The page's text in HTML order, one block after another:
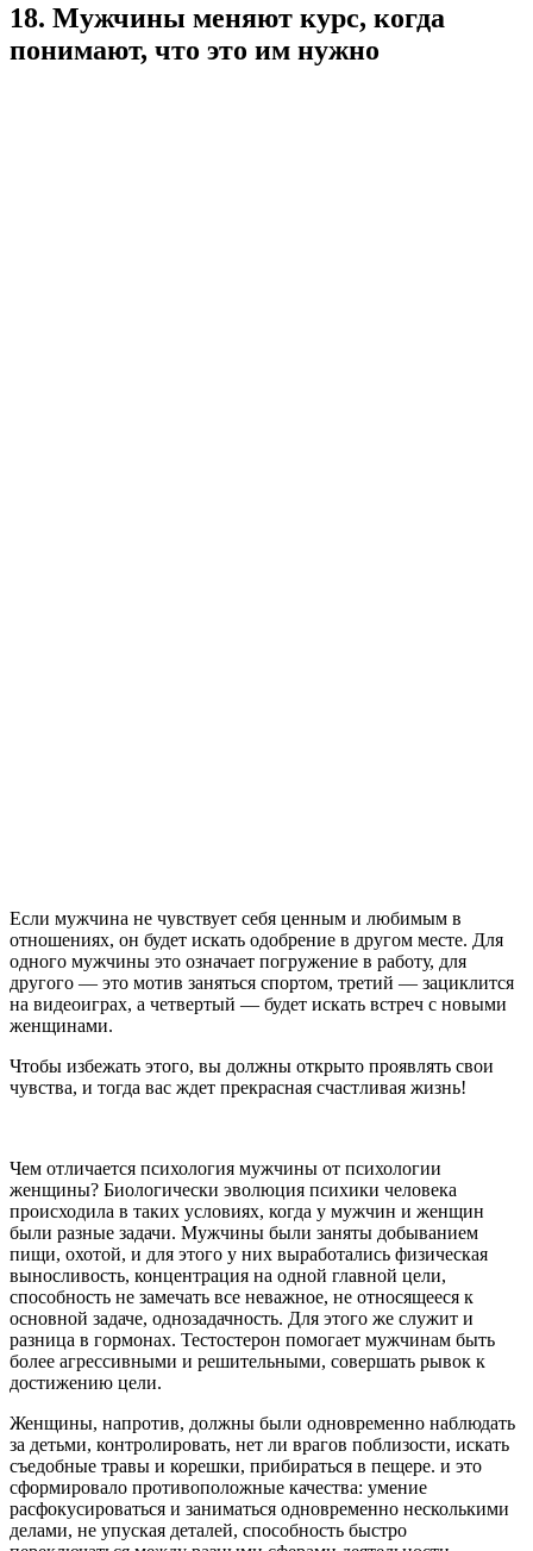
18. Мужчины меняют курс, когда
понимают, что это им нужно
Если мужчина не чувствует себя ценным и любимым в
отношениях, он будет искать одобрение в другом месте. Для
одного мужчины это означает погружение в работу, для
другого — это мотив заняться спортом, третий — зациклится
на видеоиграх, а четвертый — будет искать встреч с новыми
женщинами.
Чтобы избежать этого, вы должны открыто проявлять свои
чувства, и тогда вас ждет прекрасная счастливая жизнь!
Чем отличается психология мужчины от психологии
женщины? Биологически эволюция психики человека
происходила в таких условиях, когда у мужчин и женщин
были разные задачи. Мужчины были заняты добыванием
пищи, охотой, и для этого у них выработались физическая
выносливость, концентрация на одной главной цели,
способность не замечать все неважное, не относящееся к
основной задаче, однозадачность. Для этого же служит и
разница в гормонах. Тестостерон помогает мужчинам быть
более агрессивными и решительными, совершать рывок к
достижению цели.
Женщины, напротив, должны были одновременно наблюдать
за детьми, контролировать, нет ли врагов поблизости, искать
съедобные травы и корешки, прибираться в пещере. и это
сформировало противоположные качества: умение
расфокусироваться и заниматься одновременно несколькими
делами, не упуская деталей, способность быстро